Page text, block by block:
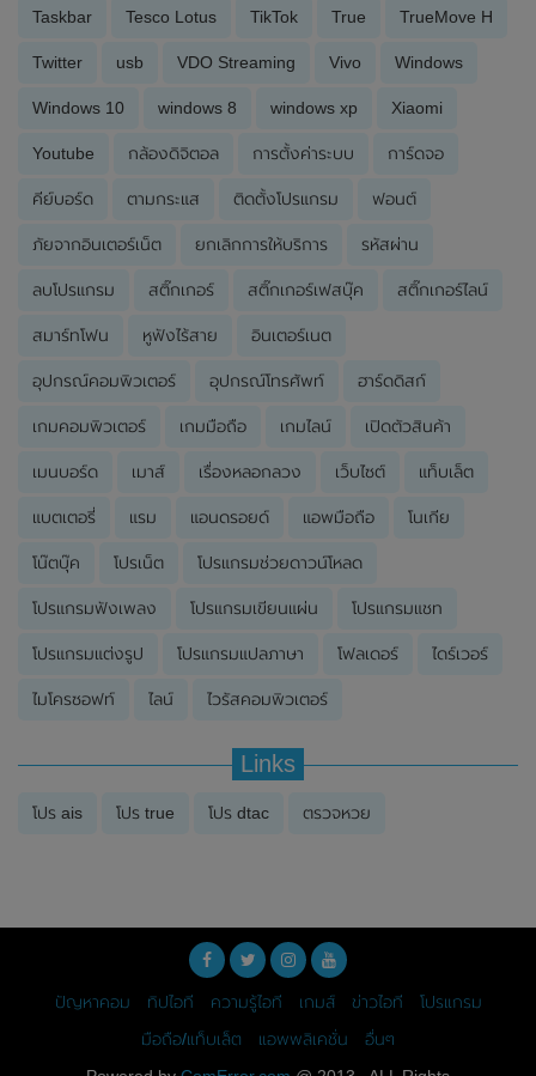
Taskbar Tesco Lotus TikTok True TrueMove H
Twitter usb VDO Streaming Vivo Windows
Windows 10 windows 8 windows xp Xiaomi
Youtube กล้องดิจิตอล การตั้งค่าระบบ การ์ดจอ
คีย์บอร์ด ตามกระแส ติดตั้งโปรแกรม ฟอนต์
ภัยจากอินเตอร์เน็ต ยกเลิกการให้บริการ รหัสผ่าน
ลบโปรแกรม สติ๊กเกอร์ สติ๊กเกอร์เฟสบุ๊ค สติ๊กเกอร์ไลน์
สมาร์ทโฟน หูฟังไร้สาย อินเตอร์เนต
อุปกรณ์คอมพิวเตอร์ อุปกรณ์โทรศัพท์ ฮาร์ดดิสก์
เกมคอมพิวเตอร์ เกมมือถือ เกมไลน์ เปิดตัวสินค้า
เมนบอร์ด เมาส์ เรื่องหลอกลวง เว็บไซต์ แท็บเล็ต
แบตเตอรี่ แรม แอนดรอยด์ แอพมือถือ โนเกีย
โน๊ตบุ๊ค โปรเน็ต โปรแกรมช่วยดาวน์โหลด
โปรแกรมฟังเพลง โปรแกรมเขียนแผ่น โปรแกรมแชท
โปรแกรมแต่งรูป โปรแกรมแปลภาษา โฟลเดอร์ ไดร์เวอร์
ไมโครซอฟท์ ไลน์ ไวรัสคอมพิวเตอร์
Links
โปร ais โปร true โปร dtac ตรวจหวย
ปัญหาคอม ทิปไอที ความรู้ไอที เกมส์ ข่าวไอที
โปรแกรม
มือถือ/แท็บเล็ต
แอพพลิเคชั่น
อื่นๆ